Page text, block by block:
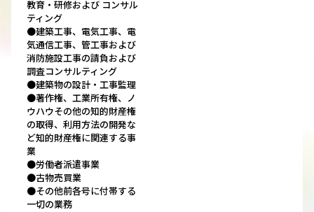
教育・研修および コンサル
ティング
●建築工事、電気工事、電
気通信工事、管工事および
消防施設工事の請負および
調査コンサルティング
●建築物の設計・工事監理
●著作権、工業所有権、ノ
ウハウその他の知的財産権
の取得、利用方法の開発な
ど知的財産権に関連する事
業
●労働者派遣事業
●古物売買業
●その他前各号に付帯する
一切の業務